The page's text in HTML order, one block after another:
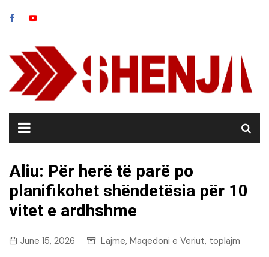
Aliu: Për herë të parë po
planifikohet shëndetësia për 10
vitet e ardhshme
June 15, 2026 Lajme, Maqedoni e Veriut, toplajm